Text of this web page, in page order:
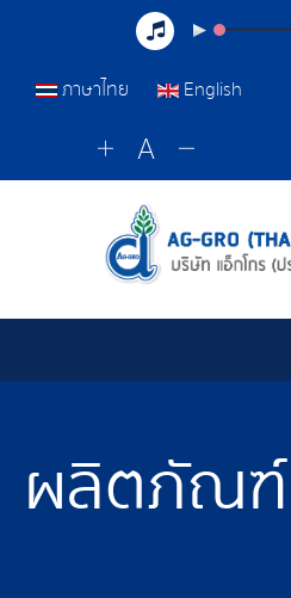
ภาษาไทย English
ผลิตภัณฑ์